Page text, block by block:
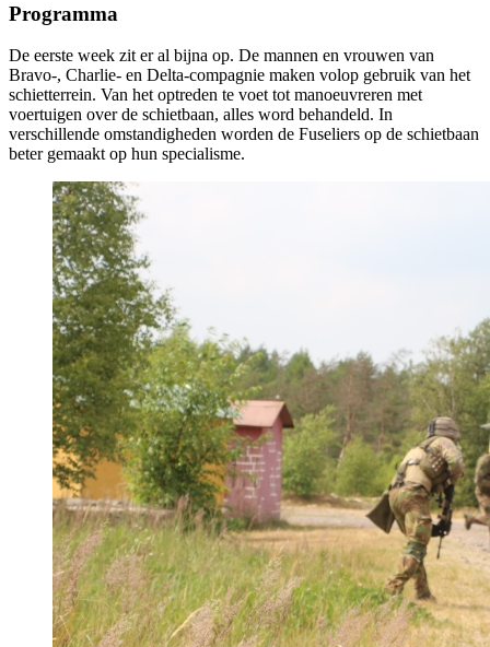
Programma
De eerste week zit er al bijna op. De mannen en vrouwen van
Bravo-, Charlie- en Delta-compagnie maken volop gebruik van het
schietterrein. Van het optreden te voet tot manoeuvreren met
voertuigen over de schietbaan, alles word behandeld. In
verschillende omstandigheden worden de Fuseliers op de schietbaan
beter gemaakt op hun specialisme.